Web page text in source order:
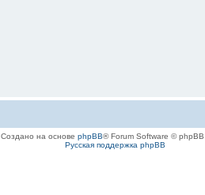
Создано на основе phpBB® Forum Software © phpBB
Русская поддержка phpBB